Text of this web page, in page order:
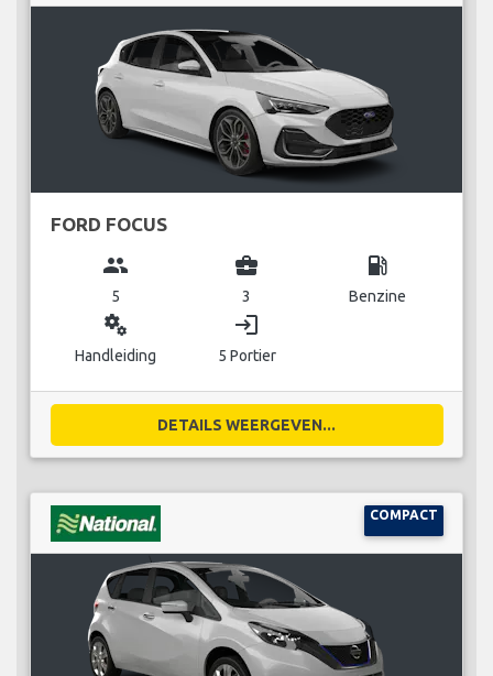
FORD FOCUS
group
5
business_center
3
local_gas_station
Benzine
miscellaneous_services
Handleiding
login
5 Portier
DETAILS WEERGEVEN...
COMPACT